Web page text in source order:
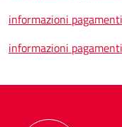
informazioni
informazioni